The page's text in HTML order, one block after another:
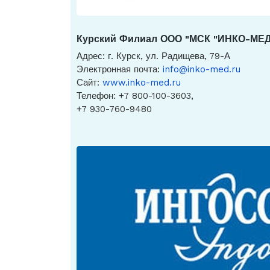
Курский Филиал ООО "МСК "ИНКО-
Адрес: г. Курск, ул. Радищева, 79-А
Электронная почта: info@inko-med.ru
Сайт: www.inko-med.ru
Телефон: +7 800-100-3603,
+7 930-760-9480